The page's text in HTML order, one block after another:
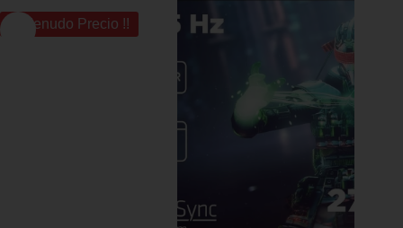
¡¡ Menudo Precio !!